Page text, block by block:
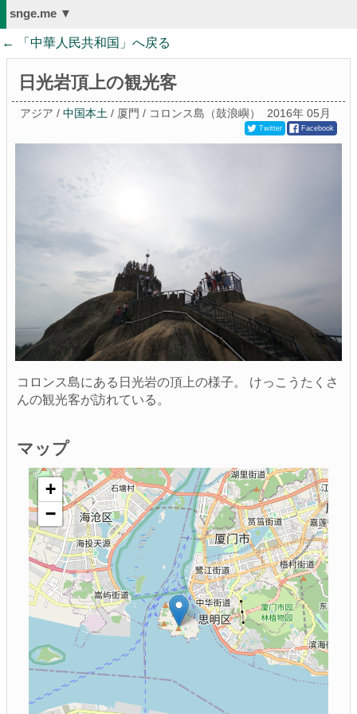
snge.me ▼
← 「 中華人民共和国 」へ戻る
日光岩頂上の観光客
アジア / 中国本土 / 厦門 / コロンス島（鼓浪嶼） 2016年 05月
Twitter Facebook
コロンス島にある日光岩の頂上の様子。 けっこうたくさ
んの観光客が訪れている。
マップ
+
−